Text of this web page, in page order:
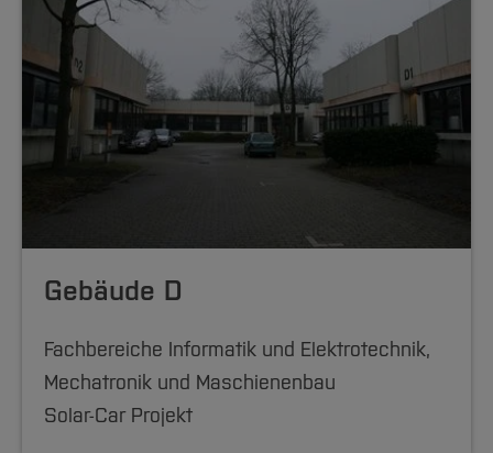
Gebäude D
Fachbereiche Informatik und Elektrotechnik,
Mechatronik und Maschienenbau
Solar-Car Projekt